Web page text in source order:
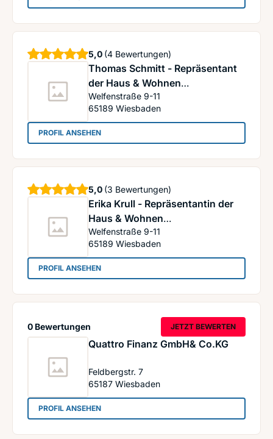
Thomas Schmitt - Repräsentant
der Haus & Wohnen
Vermittlungsgesellschaft für
Immobilienfinanzierungen mbH
Welfenstraße 9-11
65189 Wiesbaden
5,0 Sterne
(4 Bewertungen)
PROFIL ANSEHEN: Thomas Schmitt - Repräsentant der Haus &
Erika Krull - Repräsentantin der
Haus & Wohnen
Vermittlungsgesellschaft für
Immobilienfinanzierungen mbH
Welfenstraße 9-11
65189 Wiesbaden
5,0 Sterne
(3 Bewertungen)
PROFIL ANSEHEN: Erika Krull - Repräsentantin der Haus &
Quattro Finanz GmbH& Co.KG
Feldbergstr. 7
65187 Wiesbaden
0 Bewertungen JETZT BEWERTEN
PROFIL ANSEHEN: Quattro Finanz GmbH& Co.KG